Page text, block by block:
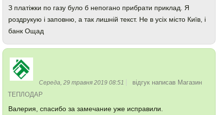
З платіжки по газу було б непогано прибрати приклад. Я
роздрукую і заповню, а так лишній текст. Не в усіх місто Київ, і
банк Ощад
Середа, 29 травня 2019 08:51
відгук написав Магазин
ТЕПЛОДАР
Валерия, спасибо за замечание уже исправили.